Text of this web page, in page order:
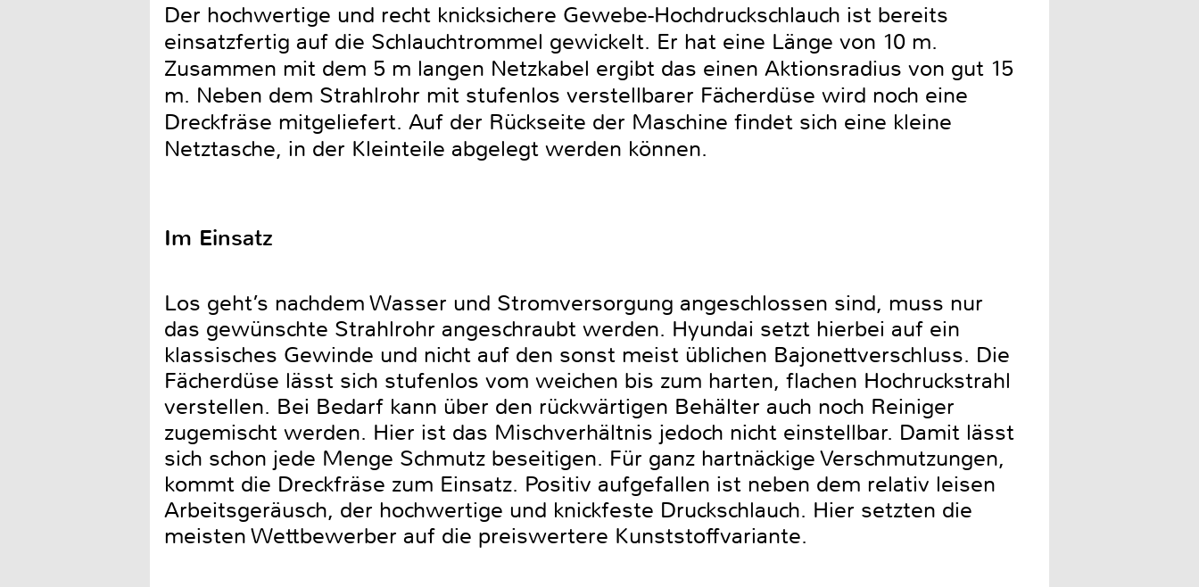
Der hochwertige und recht knicksichere Gewebe-Hochdruckschlauch ist bereits
einsatzfertig auf die Schlauchtrommel gewickelt. Er hat eine Länge von 10 m.
Zusammen mit dem 5 m langen Netzkabel ergibt das einen Aktionsradius von gut 15
m. Neben dem Strahlrohr mit stufenlos verstellbarer Fächerdüse wird noch eine
Dreckfräse mitgeliefert. Auf der Rückseite der Maschine findet sich eine kleine
Netztasche, in der Kleinteile abgelegt werden können.
Im Einsatz
Los geht’s nachdem Wasser und Stromversorgung angeschlossen sind, muss nur
das gewünschte Strahlrohr angeschraubt werden. Hyundai setzt hierbei auf ein
klassisches Gewinde und nicht auf den sonst meist üblichen Bajonettverschluss. Die
Fächerdüse lässt sich stufenlos vom weichen bis zum harten, flachen Hochruckstrahl
verstellen. Bei Bedarf kann über den rückwärtigen Behälter auch noch Reiniger
zugemischt werden. Hier ist das Mischverhältnis jedoch nicht einstellbar. Damit lässt
sich schon jede Menge Schmutz beseitigen. Für ganz hartnäckige Verschmutzungen,
kommt die Dreckfräse zum Einsatz. Positiv aufgefallen ist neben dem relativ leisen
Arbeitsgeräusch, der hochwertige und knickfeste Druckschlauch. Hier setzten die
meisten Wettbewerber auf die preiswertere Kunststoffvariante.